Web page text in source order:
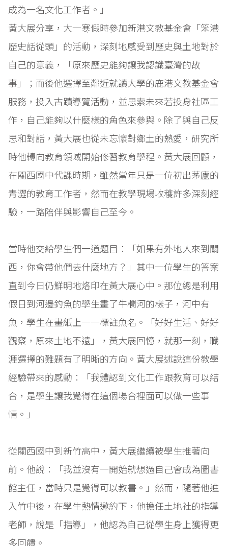
成為一名文化工作者。」
黃大展分享，大一寒假時參加新港文教基金會「笨港
歷史話從頭」的活動，深刻地感受到歷史與土地對於
自己的意義，「原來歷史能夠讓我認識臺灣的故
事」；而後他選擇至鄰近就讀大學的鹿港文教基金會
服務，投入古蹟導覽活動，並思索未來若投身社區工
作，自己能夠以什麼樣的角色來參與。除了與自己反
思和對話，黃大展也從未忘懷對鄉土的熱愛，研究所
時他轉向教育領域開始修習教育學程。黃大展回顧，
在關西國中代課時期，雖然當年只是一位初出茅廬的
青澀的教育工作者，然而在教學現場收穫許多深刻經
驗，一路陪伴與影響自己至今。
當時他交給學生們一道題目：「如果有外地人來到關
西，你會帶他們去什麼地方？」其中一位學生的答案
直到今日仍鮮明地烙印在黃大展心中。那位總是利用
假日到河邊釣魚的學生畫了牛欄河的樣子，河中有
魚，學生在畫紙上一一標註魚名。「好好生活、好好
觀察，原來土地不遠」，黃大展回憶，就那一刻，職
涯選擇的難題有了明晰的方向。黃大展述說這份教學
經驗帶來的感動：「我體認到文化工作跟教育可以結
合，是學生讓我覺得在這個場合裡面可以做一些事
情。」
從關西國中到新竹高中，黃大展繼續被學生推著向
前。他說：「我並沒有一開始就想過自己會成為圖書
館主任，當時只是覺得可以教書。」然而，隨著他進
入竹中後，在學生熱情邀約下，他擔任土地社的指導
老師，說是「指導」，他認為自己從學生身上獲得更
多回饋。